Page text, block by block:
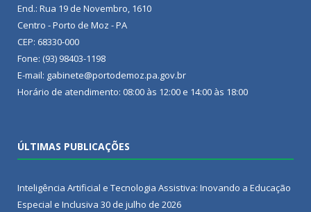
End.: Rua 19 de Novembro, 1610
Centro - Porto de Moz - PA
CEP: 68330-000
Fone: (93) 98403-1198
E-mail: gabinete@portodemoz.pa.gov.br
Horário de atendimento: 08:00 às 12:00 e 14:00 às 18:00
ÚLTIMAS PUBLICAÇÕES
Inteligência Artificial e Tecnologia Assistiva: Inovando a Educação
Especial e Inclusiva 30 de julho de 2026